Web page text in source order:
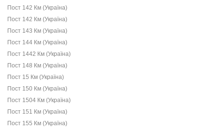
Пост 142 Км (Україна)
Пост 142 Км (Україна)
Пост 143 Км (Україна)
Пост 144 Км (Україна)
Пост 1442 Км (Україна)
Пост 148 Км (Україна)
Пост 15 Км (Україна)
Пост 150 Км (Україна)
Пост 1504 Км (Україна)
Пост 151 Км (Україна)
Пост 155 Км (Україна)